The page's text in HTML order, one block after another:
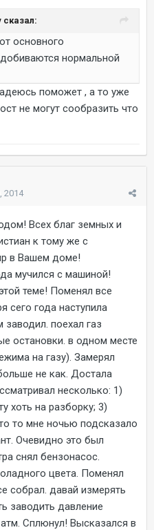
сказал:
основного
нормальной
поможет , а то уже
не могут сообразить что
2014
Всех благ земных и
к тому же с
в Вашем доме!
мучился с машиной!
теме! Поменял все
сего года наступила
поехал газ
остановки. в одном месте
на газу). Замерял
не как. Достала
несколько: 1)
хоть на разборку; 3)
то мне ночью подсказало
Очевидно это был
снял бензонасос.
цвета. Поменял
собрал. давай измерять
заводить давление
Сплюнул! Высказался в